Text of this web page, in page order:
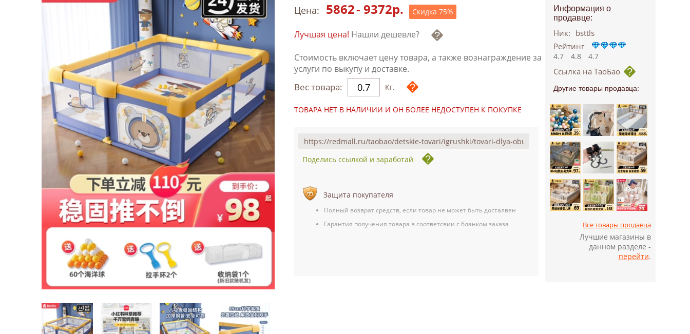
Цена: 5862- 9372р. Скидка 75%
Лучшая цена! Нашли дешевле?
Стоимость включает цену товара, а также вознаграждение за
услуги по выкупу и доставке.
Вес товара: Кг.
ТОВАРА НЕТ В НАЛИЧИИ И ОН БОЛЕЕ НЕДОСТУПЕН К ПОКУПКЕ
Поделись ссылкой и заработай
Защита покупателя
Полный возврат средств, если товар не может быть досталвен
Гарантия получения товара в соответсвии с бланком заказа
Информация о
продавце:
Ник: bsttls
Рейтинг
4.7 4.8 4.7
Ссылка на ТаоБао
Другие товары продавца:
Все товары продавца
Лучшие магазины в
данном разделе -
перейти.